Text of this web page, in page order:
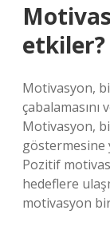
etkiler?
Motivasyon,
çabalamasını
Motivasyon,
göstermesine
Pozitif
hedeflere
motivasyon bir